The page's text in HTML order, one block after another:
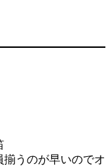
揃うのが早いのでオ